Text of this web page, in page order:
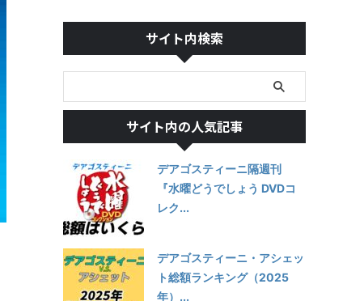
サイト内検索
サイト内の人気記事
デアゴスティーニ隔週刊
『水曜どうでしょう DVDコ
レク...
デアゴスティーニ・アシェッ
ト総額ランキング（2025
年）...